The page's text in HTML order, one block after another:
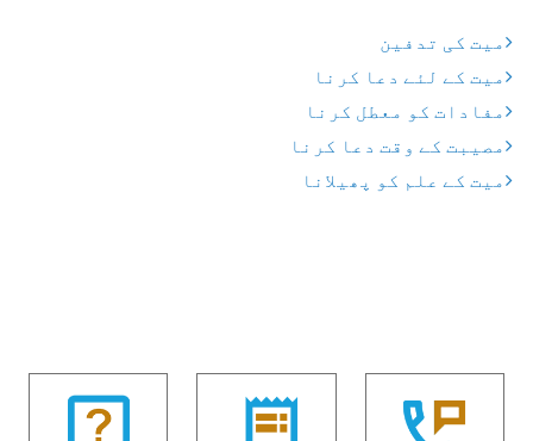
میت کی تدفین
میت کے لئے دعا کرنا
مفادات کو معطل کرنا
مصیبت کے وقت دعا کرنا
میت کے علم کو پھیلانا